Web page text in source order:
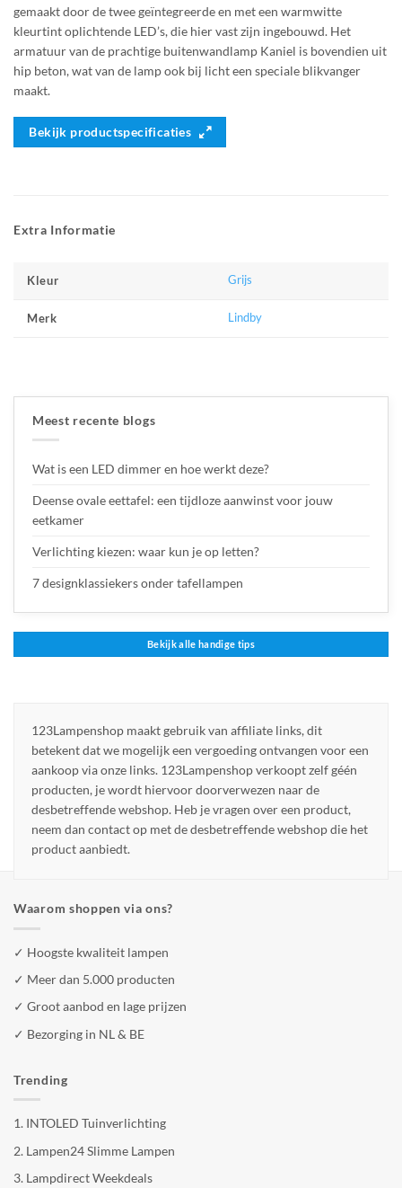
gemaakt door de twee geïntegreerde en met een warmwitte
kleurtint oplichtende LED’s, die hier vast zijn ingebouwd. Het
armatuur van de prachtige buitenwandlamp Kaniel is bovendien uit
hip beton, wat van de lamp ook bij licht een speciale blikvanger
maakt.
Bekijk productspecificaties
Extra Informatie
Kleur Grijs
Merk Lindby
Meest recente blogs
Wat is een LED dimmer en hoe werkt deze?
Deense ovale eettafel: een tijdloze aanwinst voor jouw
eetkamer
Verlichting kiezen: waar kun je op letten?
7 designklassiekers onder tafellampen
Bekijk alle handige tips
123Lampenshop maakt gebruik van affiliate links, dit
betekent dat we mogelijk een vergoeding ontvangen voor een
aankoop via onze links. 123Lampenshop verkoopt zelf géén
producten, je wordt hiervoor doorverwezen naar de
desbetreffende webshop. Heb je vragen over een product,
neem dan contact op met de desbetreffende webshop die het
product aanbiedt.
Waarom shoppen via ons?
✓ Hoogste kwaliteit lampen
✓ Meer dan 5.000 producten
✓ Groot aanbod en lage prijzen
✓ Bezorging in NL & BE
Trending
1. INTOLED Tuinverlichting
2. Lampen24 Slimme Lampen
3. Lampdirect Weekdeals